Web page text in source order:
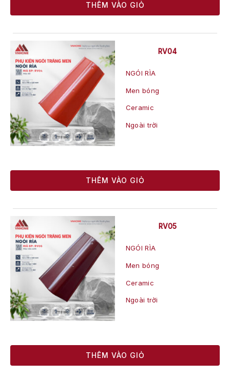
THÊM VÀO GIỎ
RV04
NGÓI RÌA
Men bóng
Ceramic
Ngoài trời
THÊM VÀO GIỎ
RV05
NGÓI RÌA
Men bóng
Ceramic
Ngoài trời
THÊM VÀO GIỎ